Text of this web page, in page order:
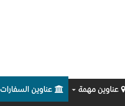
عناوين مهمة عناوين السفارات